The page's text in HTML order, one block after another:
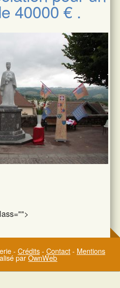
40000 € .
- Crédits- Contact- Mentions
parOwnWeb